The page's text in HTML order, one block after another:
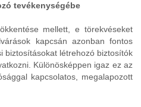
tevékenységébe
mellett, e törekvéseket
kapcsán azonban fontos
biztosításokat létrehozó biztosítók
Különösképpen igaz ez az
kapcsolatos, megalapozott